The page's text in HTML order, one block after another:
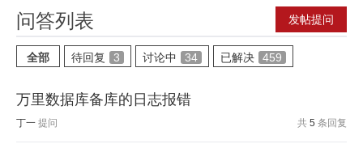
问答列表 发帖提问
全部 待回复 3 讨论中 34 已解决 459
万里数据库备库的日志报错
丁一 提问 共 5 条回复